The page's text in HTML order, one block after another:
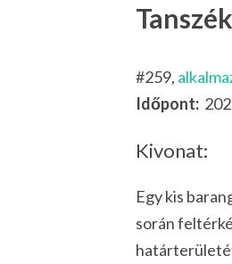
#259,
Időpont:
Kivonat:
Egy kis
során